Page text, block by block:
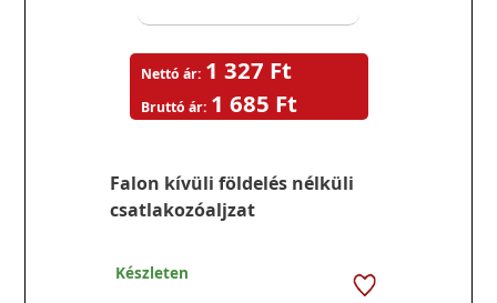
Falon kívüli földelés nélküli
csatlakozóaljzat
Nettó ár: 1 327 Ft
Bruttó ár: 1 685 Ft
Készleten